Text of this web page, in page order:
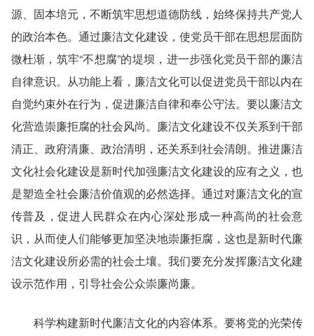
源、固本培元，不断筑牢思想道德防线，始终保持共产党人
的政治本色。通过廉洁文化建设，使党员干部在思想层面防
微杜渐，筑牢“不想腐”的堤坝，进一步强化党员干部的廉洁
自律意识。从功能上看，廉洁文化可以促进党员干部以内在
自觉约束外在行为，促进廉洁自律和奉公守法。要以廉洁文
化营造崇廉拒腐的社会风尚。廉洁文化建设不仅关系到干部
清正、政府清廉、政治清明，还关系到社会清朗。推进廉洁
文化社会化建设是新时代加强廉洁文化建设的应有之义，也
是塑造全社会廉洁价值观的必然选择。通过对廉洁文化的宣
传普及，促进人民群众在内心深处形成一种高尚的社会意
识，从而使人们能够更加坚决地崇廉拒腐，这也是新时代廉
洁文化建设所必需的社会土壤。我们要充分发挥廉洁文化建
设示范作用，引导社会公众崇廉尚廉。
科学构建新时代廉洁文化的内容体系。要将党的光荣传